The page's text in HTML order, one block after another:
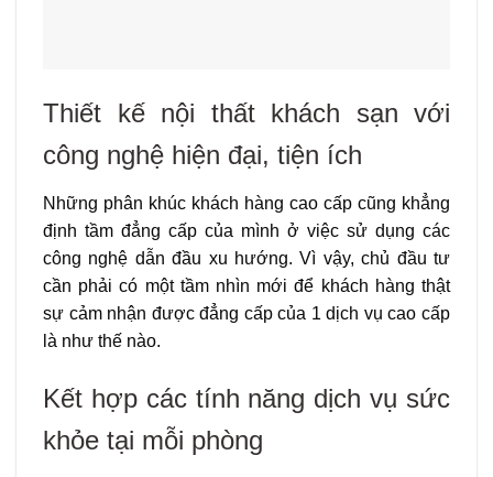
Thiết kế nội thất khách sạn với
công nghệ hiện đại, tiện ích
Những phân khúc khách hàng cao cấp cũng khẳng
định tầm đẳng cấp của mình ở việc sử dụng các
công nghệ dẫn đầu xu hướng. Vì vậy, chủ đầu tư
cần phải có một tầm nhìn mới để khách hàng thật
sự cảm nhận được đẳng cấp của 1 dịch vụ cao cấp
là như thế nào.
Kết hợp các tính năng dịch vụ sức
khỏe tại mỗi phòng